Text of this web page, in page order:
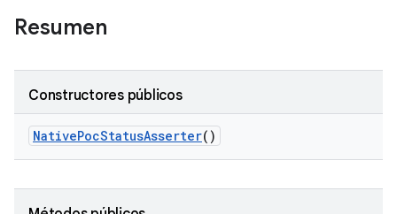
Resumen
Constructores públicos
NativePocStatusAsserter()